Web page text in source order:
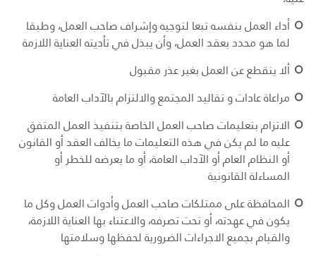
أداء العمل بنفسه تبعا لتوجيه وإشراف صاحب العمل، وطبقا
لما هو محدد بعقد العمل، وأن يبذل في تأديته العناية اللازمة
ألا ينقطع عن العمل بغير عذر مقبول
مراعاة عادات و تقاليد المجتمع والالتزام بالآداب العامة
الاتزام بتعليمات صاحب العمل الخاصة بتنفيذ العمل المتفق
عليه ما لم يكن في هذه التعليمات ما يخالف العقد أو القانون
أو النظام العام أو الآداب العامة، أو ما يعرضه للخطر أو
المساءلة القانونية
المحافظة على ممتلكات صاحب العمل وأدوات العمل وكل ما
يكون في عهدته، أو تحت تصرفه، والاعتناء بها العناية اللازمة،
والقيام بجميع الاجراءات الضرورية لحفظها وسلامتها